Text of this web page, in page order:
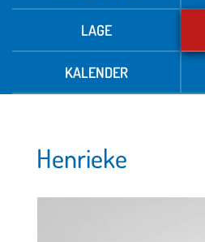
LAGE
KALENDER
Henrieke